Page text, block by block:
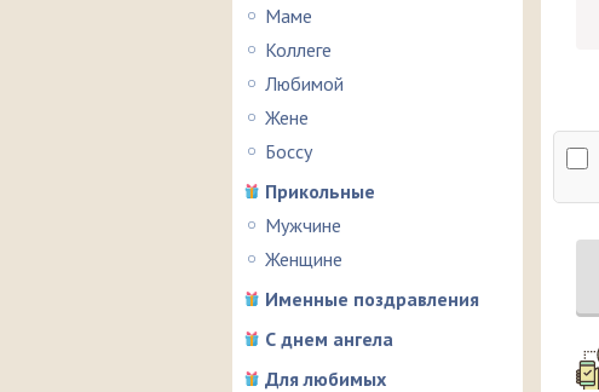
Маме
Коллеге
Любимой
Жене
Боссу
Прикольные
Мужчине
Женщине
Именные поздравления
С днем ангела
Для любимых